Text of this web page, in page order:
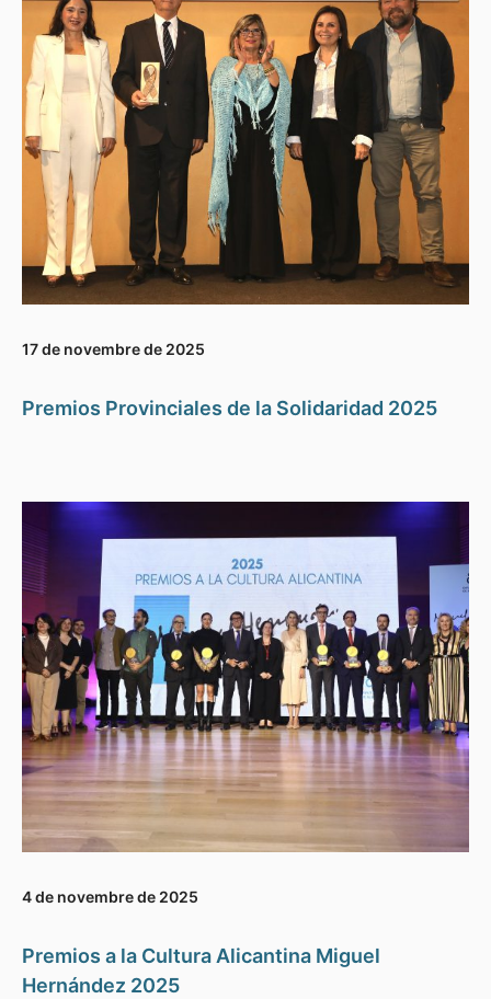
17 de novembre de 2025
Premios Provinciales de la Solidaridad 2025
4 de novembre de 2025
Premios a la Cultura Alicantina Miguel
Hernández 2025